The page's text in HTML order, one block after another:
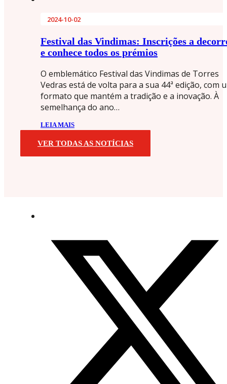
2024-10-02
Festival das Vindimas: Inscrições a
e conhece todos os prémios
O emblemático Festival das Vindimas de Torres
Vedras está de volta para a sua 44ª edição, com
formato que mantém a tradição e a inovação. À
semelhança do ano…
LEIA MAIS
VER TODAS AS NOTÍCIAS